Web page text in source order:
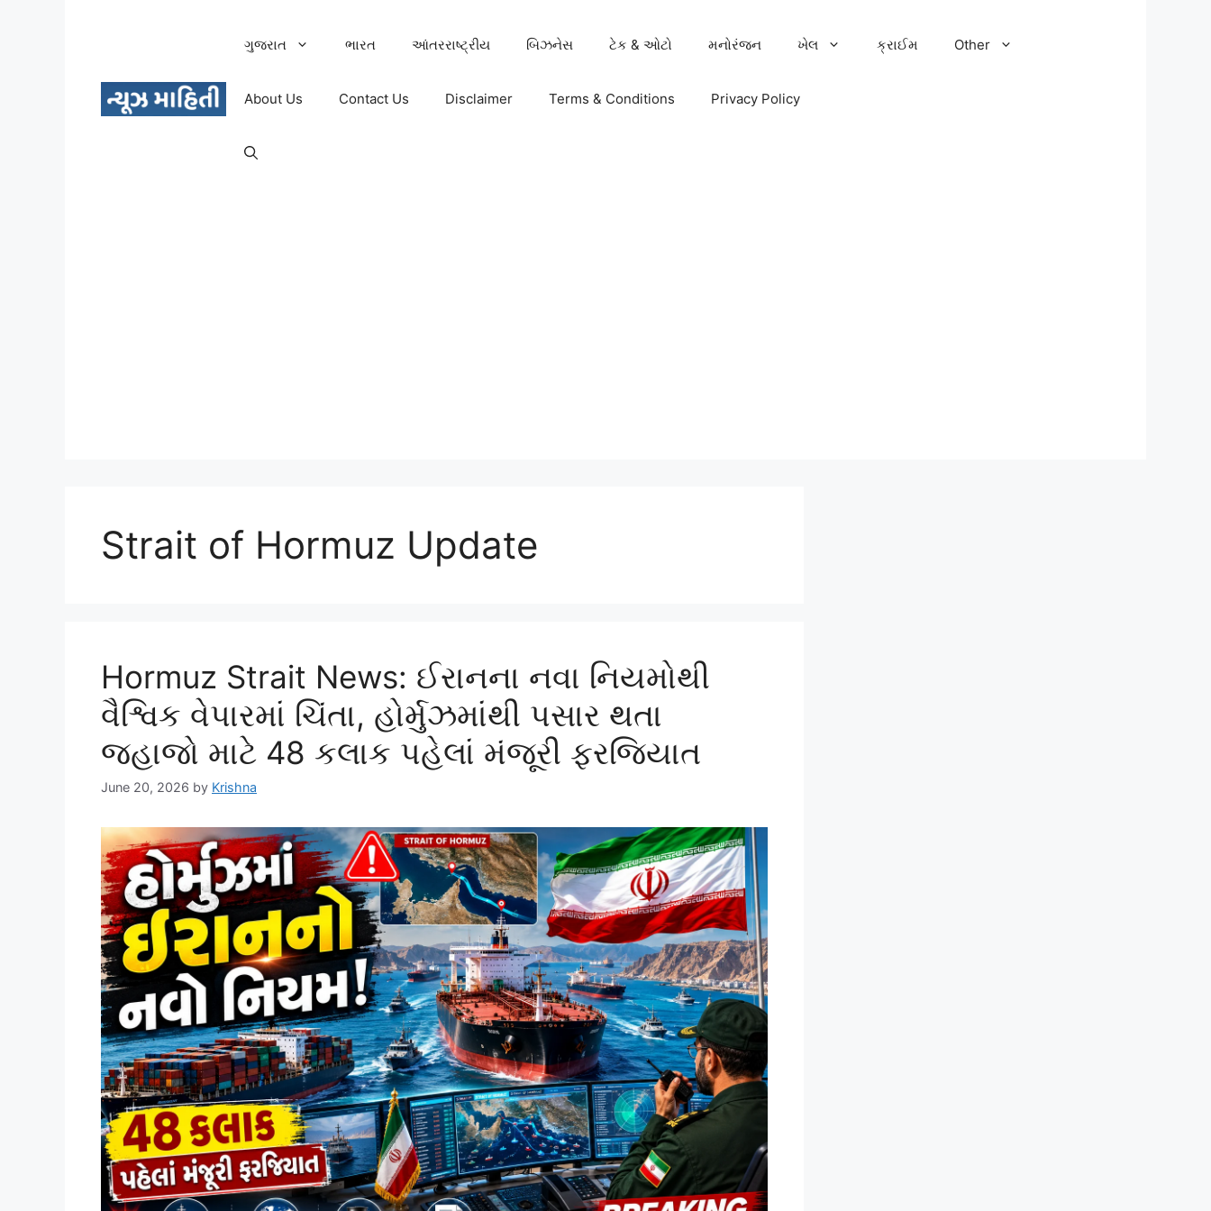
ગુજરાત ભારત આંતરરાષ્ટ્રીય બિઝનેસ ટેક & ઓટો મનોરંજન ખેલ ક્રાઈમ Other
About Us Contact Us Disclaimer Terms & Conditions Privacy Policy
Strait of Hormuz Update
Hormuz Strait News: ઈરાનના નવા નિયમોથી
વૈશ્વિક વેપારમાં ચિંતા, હોર્મુઝમાંથી પસાર થતા
જહાજો માટે 48 કલાક પહેલાં મંજૂરી ફરજિયાત
June 20, 2026 by Krishna